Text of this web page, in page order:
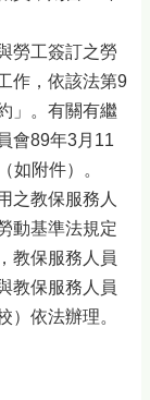
勞工簽訂之勞
作，依該法第9
」。有關有繼
會89年3月11
如附件）。
之教保服務人
動基準法規定
教保服務人員
教保服務人員
）依法辦理。